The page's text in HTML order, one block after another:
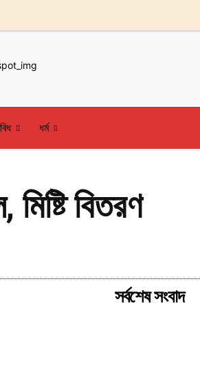
ধর্ম
বিতরণ
সর্বশেষ সংবাদ